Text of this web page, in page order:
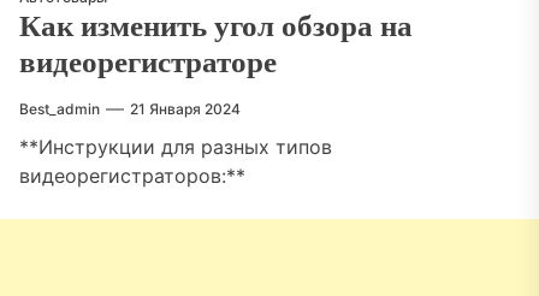
Как изменить угол обзора на
видеорегистраторе
Best_admin 21 Января 2024
**Инструкции для разных типов
видеорегистраторов:**